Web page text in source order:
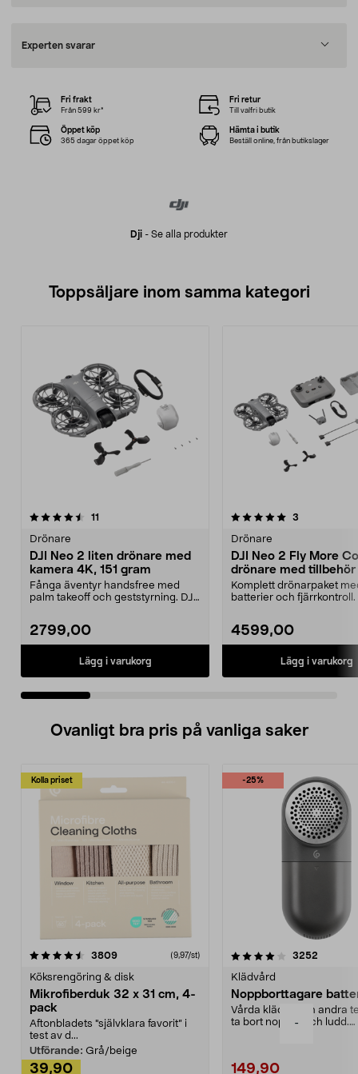
-
Experten svarar
Dji - Se alla produkter
Fri frakt
Från 599 kr*
Fri retur
Till valfri butik
Öppet köp
365 dagar öppet köp
Hämta i butik
Beställ online, från butikslager
Toppsäljare inom samma kategori
11
Drönare
DJI Neo 2 liten drönare med
kamera 4K, 151 gram
Fånga äventyr handsfree med
palm takeoff och geststyrning. DJI
2799,00
Lägg i varukorg
5.0 av 5 stjärnor 3
Drönare
DJI Neo 2 Fly More
drönare med tillbehör
Komplett drönar­paket
batterier och fjärrkontroll.
4599,00
Lägg i varukorg
5.0 av 5 stjärnor
Ovanligt bra pris på vanliga saker
Kolla priset
3809recensioner (9,97/st)
Köksrengöring & disk
Mikrofiberduk 32 x 31 cm, 4-
pack
Aftonbladets "självklara favorit” i
test av d...
Utförande: Grå/beige
39,90
-25%
4.0av 5 stjärnor 3252
Klädvård
Noppborttagare
Vårda kläder och andra
ta bort noppor och ludd.
149,90
4.5av 5 stjärnor